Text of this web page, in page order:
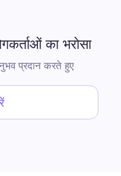
का भरोसा
प्रदान करते हुए